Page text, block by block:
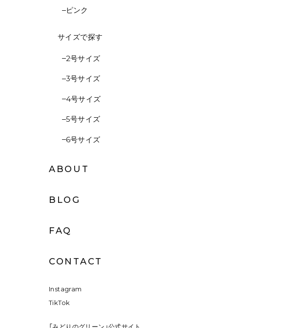
ピンク
サイズで探す
2号サイズ
3号サイズ
4号サイズ
5号サイズ
6号サイズ
ABOUT
BLOG
FAQ
CONTACT
Instagram
TikTok
「みどりのグリーン」公式サイト